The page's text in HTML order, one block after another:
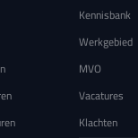
Kennisbank
Werkgebied
MVO
Vacatures
Klachten